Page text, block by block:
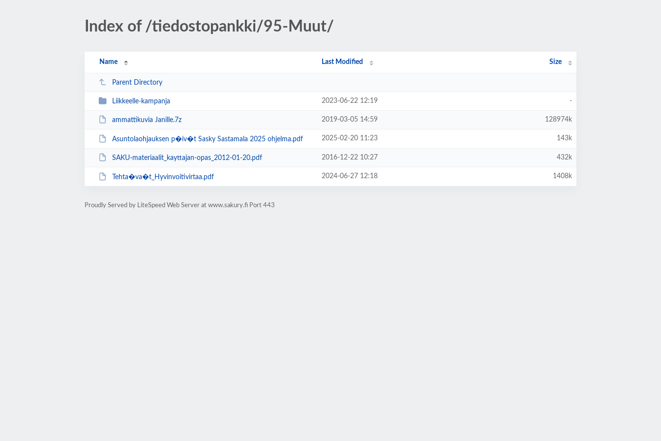
Index of /tiedostopankki/95-Muut/
Name Last Modified Size
Parent Directory
Liikkeelle-kampanja 2023-06-22 12:19 -
ammattikuvia Janille.7z 2019-03-05 14:59 128974k
Asuntolaohjauksen p�iv�t Sasky Sastamala 2025 ohjelma.pdf 2025-02-20 11:23 143k
SAKU-materiaalit_kayttajan-opas_2012-01-20.pdf 2016-12-22 10:27 432k
Tehta�va�t_Hyvinvoitivirtaa.pdf 2024-06-27 12:18 1408k
Proudly Served by LiteSpeed Web Server at www.sakury.fi Port 443